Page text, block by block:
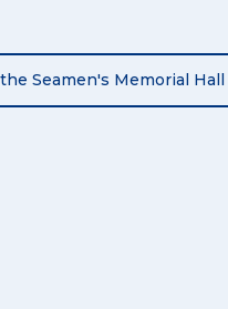
Seamen's Memorial Hall